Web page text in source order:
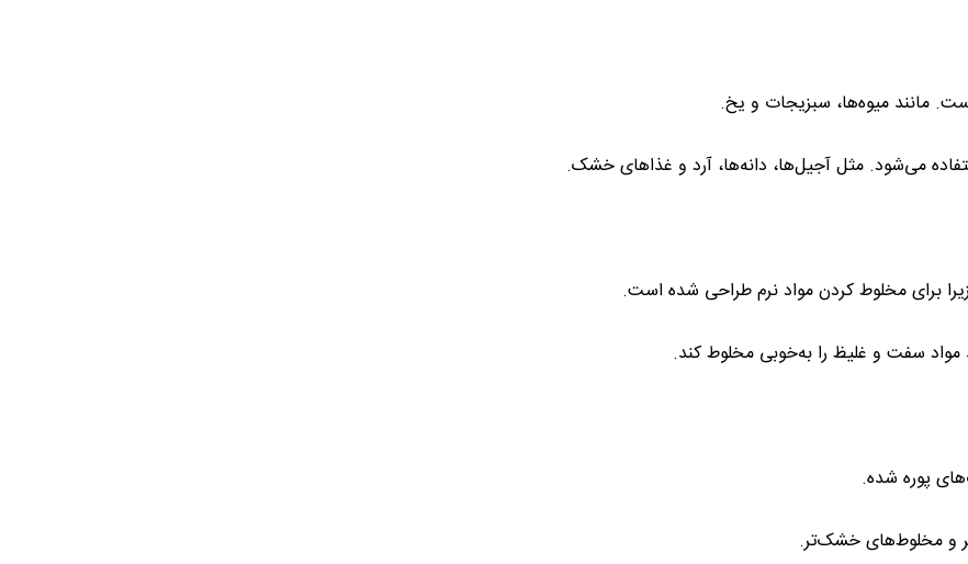
مانند میوه‌ها، سبزیجات و یخ.
می‌شود. مثل آجیل‌ها، دانه‌ها، آرد و غذاهای خشک.
برای مخلوط کردن مواد نرم طراحی شده است.
مواد سفت و غلیظ را به‌خوبی مخلوط کند.
پوره شده.
و مخلوط‌های خشک‌تر.